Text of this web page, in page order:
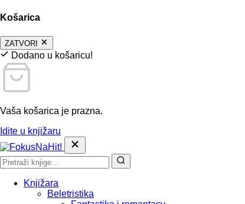
Košarica
ZATVORI
Dodano u košaricu!
Vaša košarica je prazna.
Idite u knjižaru
Knjižara
Beletristika